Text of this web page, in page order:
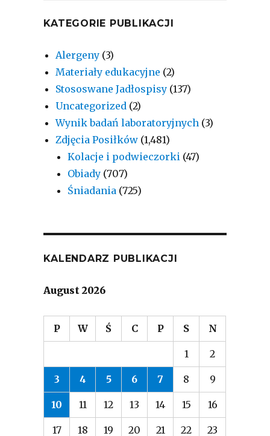
KATEGORIE PUBLIKACJI
Alergeny (3)
Materiały edukacyjne (2)
Stososwane Jadłospisy (137)
Uncategorized (2)
Wynik badań laboratoryjnych (3)
Zdjęcia Posiłków (1,481)
Kolacje i podwieczorki (47)
Obiady (707)
Śniadania (725)
KALENDARZ PUBLIKACJI
August 2026
P W Ś C P S N
1 2
3 4 5 6 7 8 9
10 11 12 13 14 15 16
17 18 19 20 21 22 23